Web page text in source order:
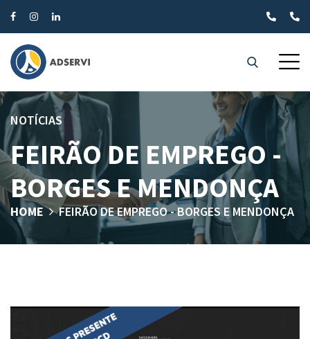
NOTÍCIAS
FEIRÃO DE EMPREGO -
BORGES E MENDONÇA
HOME FEIRÃO DE EMPREGO - BORGES E MENDONÇA